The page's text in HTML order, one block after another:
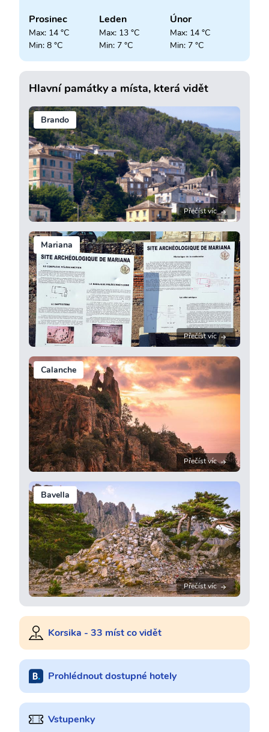
Prosinec
Max: 14 °C
Min: 8 °C
Leden
Max: 13 °C
Min: 7 °C
Únor
Max: 14 °C
Min: 7 °C
Hlavní památky a místa, která vidět
Brando
Přečíst víc
Mariana
Přečíst víc
Calanche
Přečíst víc
Bavella
Přečíst víc
Korsika - 33 míst co vidět
Prohlédnout dostupné hotely
Vstupenky